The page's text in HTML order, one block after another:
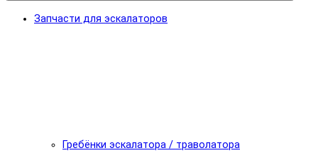
Запчасти для эскалаторов
Гребёнки эскалатора / траволатора